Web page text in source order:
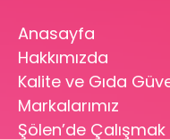
Anasayfa
Hakkımızda
Kalite ve Gıda
Markalarımız
Şölen’de Çalışmak